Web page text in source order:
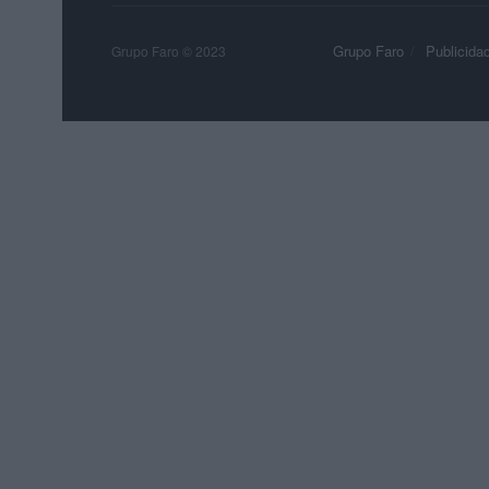
Grupo Faro Publicidad
Grupo Faro © 2023